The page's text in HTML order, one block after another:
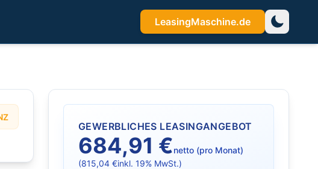
LeasingMaschine.de
GEWERBLICHES LEASINGANGEBOT
684,91 €netto (pro Monat)
(815,04 €inkl. 19% MwSt.)